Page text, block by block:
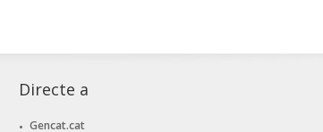
Directe a
Gencat.cat